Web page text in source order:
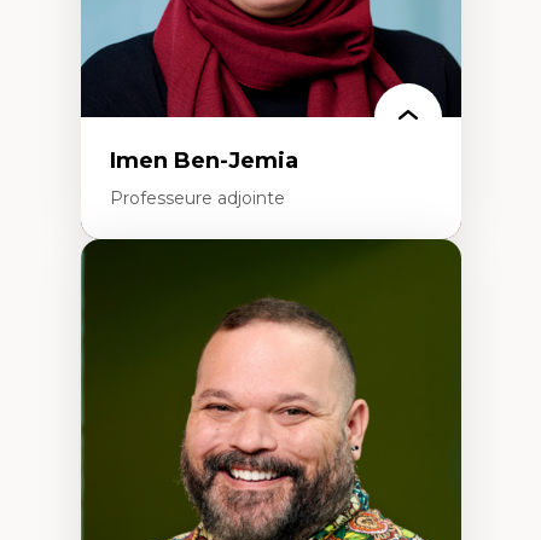
Imen Ben-Jemia
Professeure adjointe
Discours sur la ville et représentations
Mosquées, formes et usages au Canada
Reconnaissance et représentations des
communautés immigrantes dans l'espace
Design architectural et urbain
Patrimoine et patrimonialisation
Études postcoloniales et décolonisation des
savoirs